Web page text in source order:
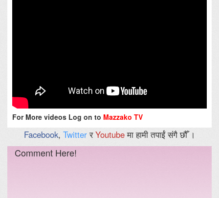
For More videos Log on to Mazzako TV
Facebook, TwitterरYoutubeमा हामी तपाईं संगै छौँ ।
Comment Here!